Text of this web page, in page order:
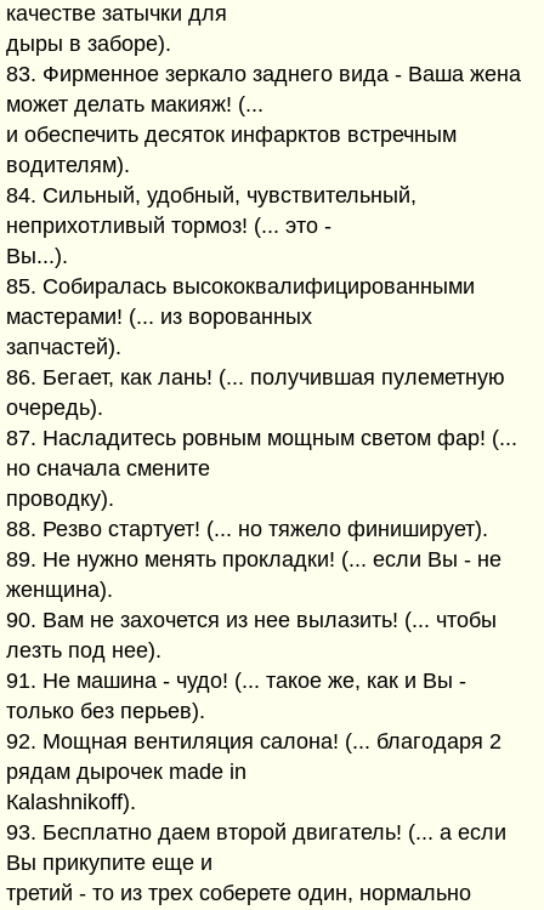
качестве затычки для
дыры в заборе).
83. Фирменное зеркало заднего вида - Ваша жена
может делать макияж! (...
и обеспечить десяток инфарктов встречным
водителям).
84. Сильный, удобный, чувствительный,
неприхотливый тормоз! (... это -
Вы...).
85. Собиралась высококвалифицированными
мастерами! (... из ворованных
запчастей).
86. Бегает, как лань! (... получившая пулеметную
очередь).
87. Насладитесь ровным мощным светом фар! (...
но сначала смените
проводку).
88. Резво стартует! (... но тяжело финиширует).
89. Не нужно менять прокладки! (... если Вы - не
женщина).
90. Вам не захочется из нее вылазить! (... чтобы
лезть под нее).
91. Не машина - чудо! (... такое же, как и Вы -
только без перьев).
92. Мощная вентиляция салона! (... благодаря 2
рядам дырочек made in
Каlаshnikоff).
93. Бесплатно даем второй двигатель! (... а если
Вы прикупите еще и
третий - то из трех соберете один, нормально